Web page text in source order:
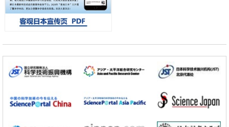
开发出300亿年仅误差1秒的光晶格钟，构建网络将其打造为下一代社会
基础设施
经济・社会
科学研究
带大量基因的人工细胞
政策
展研究